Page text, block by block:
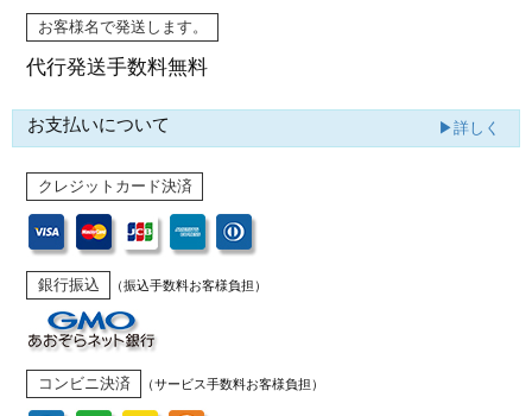
お客様名で発送します。
代行発送手数料無料
お支払いについて ▶詳しく
クレジットカード決済
銀行振込 （振込手数料お客様負担）
コンビニ決済 （サービス手数料お客様負担）